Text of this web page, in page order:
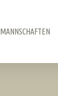
MANNSCHAFTEN